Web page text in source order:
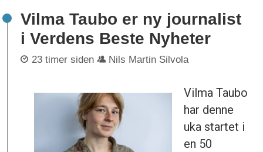
Vilma Taubo er ny journalist
i Verdens Beste Nyheter
23 timer siden Nils Martin Silvola
Vilma Taubo
har denne
uka startet i
en 50